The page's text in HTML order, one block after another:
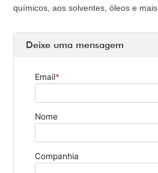
químicos, aos solventes, óleos e mais.
Deixe uma mensagem